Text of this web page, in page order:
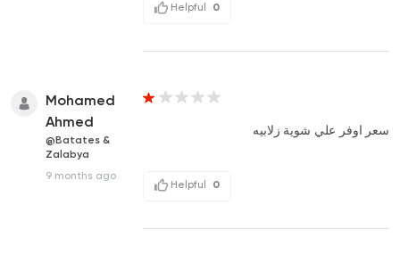
Helpful 0
Mohamed
Ahmed
@Batates &
Zalabya
9 months ago
سعر اوفر علي شوية زلابيه
Helpful 0